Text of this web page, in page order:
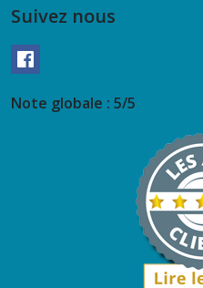
Suivez nous
Note globale : 5/5